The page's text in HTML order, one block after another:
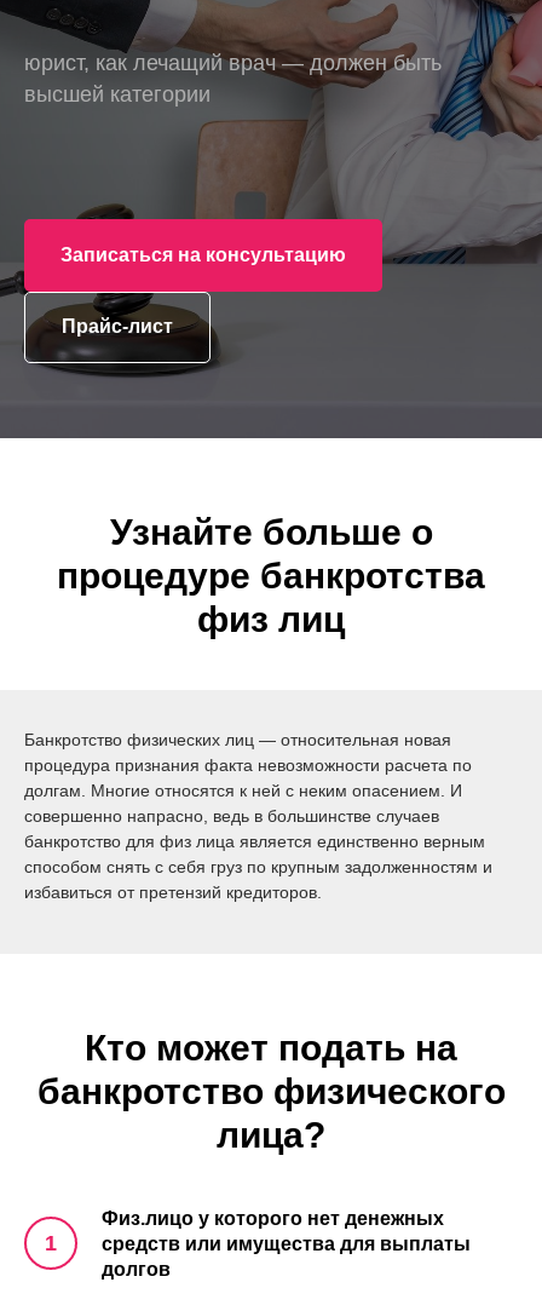
юрист, как лечащий врач — должен быть
высшей категории
Записаться на консультацию
Прайс-лист
Узнайте больше о
процедуре банкротства
физ лиц
Банкротство физических лиц — относительная новая
процедура признания факта невозможности расчета по
долгам. Многие относятся к ней с неким опасением. И
совершенно напрасно, ведь в большинстве случаев
банкротство для физ лица является единственно верным
способом снять с себя груз по крупным задолженностям и
избавиться от претензий кредиторов.
Кто может подать на
банкротство физического
лица?
Физ.лицо у которого нет денежных
средств или имущества для выплаты
долгов